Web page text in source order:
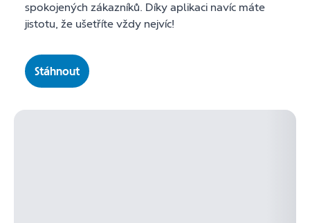
spokojených zákazníků. Díky aplikaci navíc máte
jistotu, že ušetříte vždy nejvíc!
Stáhnout